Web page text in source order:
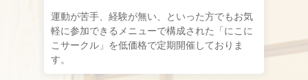
運動が苦手、経験が無い、といった方でもお気
軽に参加できるメニューで構成された「にこに
こサークル」を低価格で定期開催しておりま
す。